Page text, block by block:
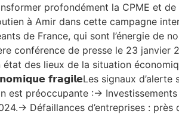
profondément la CPME et
à Amir dans cette campagne
de France, qui sont l’énergie de
conférence de presse le 23
état des lieux de la situation
𝗳𝗿𝗮𝗴𝗶𝗹𝗲Les signaux
est préoccupante :->
> Défaillances d’entreprises :